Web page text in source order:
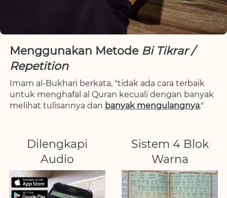
Menggunakan Metode Bi Tikrar /
Repetition
Imam al-Bukhari berkata, "tidak ada cara terbaik
untuk menghafal al Quran kecuali dengan banyak
melihat tulisannya dan banyak mengulangnya."
Dilengkapi
Audio
Sistem 4 Blok
Warna